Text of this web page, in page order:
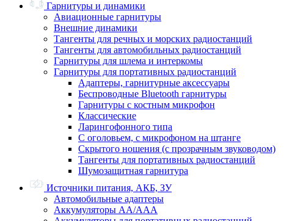
Гарнитуры и динамики
Авиационные гарнитуры
Внешние динамики
Тангенты для речных и морских радиостанций
Тангенты для автомобильных радиостанций
Гарнитуры для шлема и интеркомы
Гарнитуры для портативных радиостанций
Адаптеры, гарнитурные аксессуары
Беспроводные Bluetooth гарнитуры
Гарнитуры с костным микрофон
Классические
Ларингофонного типа
С оголовьем, с микрофоном на штанге
Скрытого ношения (с прозрачным звуководом)
Тангенты для портативных радиостанций
Шумозащитная гарнитура
Источники питания, АКБ, ЗУ
Автомобильные адаптеры
Аккумуляторы АА/ААА